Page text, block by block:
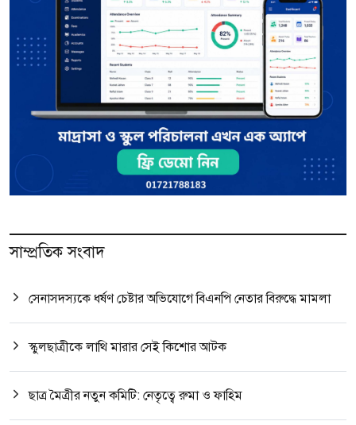
সাম্প্রতিক সংবাদ
সেনাসদস্যকে ধর্ষণ চেষ্টার অভিযোগে বিএনপি নেতার বিরুদ্ধে মামলা
স্কুলছাত্রীকে লাথি মারার সেই কিশোর আটক
ছাত্র মৈত্রীর নতুন কমিটি: নেতৃত্বে রুমা ও ফাহিম